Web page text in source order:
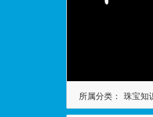
所属分类： 珠宝知